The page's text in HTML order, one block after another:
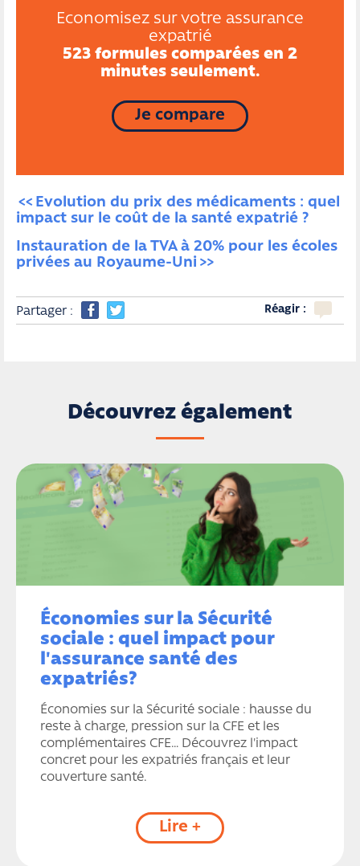
Economisez sur votre assurance
expatrié
523 formules comparées en 2
minutes seulement.
Je compare
Evolution du prix des médicaments : quel
impact sur le coût de la santé expatrié ?
Instauration de la TVA à 20% pour les écoles
privées au Royaume-Uni
Partager : Réagir :
Découvrez également
Économies sur la Sécurité
sociale : quel impact pour
l'assurance santé des
expatriés?
Économies sur la Sécurité sociale : hausse du
reste à charge, pression sur la CFE et les
complémentaires CFE… Découvrez l'impact
concret pour les expatriés français et leur
couverture santé.
Lire +